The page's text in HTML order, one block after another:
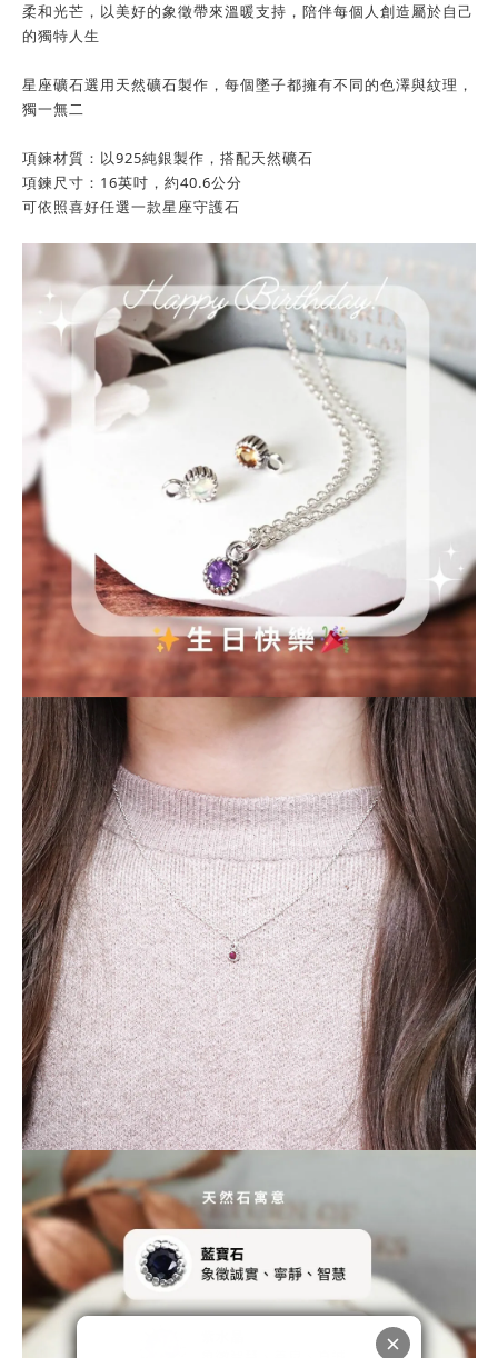
柔和光芒，以美好的象徵帶來溫暖支持，陪伴每個人創造屬於自己
的獨特人生
星座礦石選用天然礦石製作，每個墜子都擁有不同的色澤與紋理，
獨一無二
項鍊材質：以925純銀製作，搭配天然礦石
項鍊尺寸：16英吋，約40.6公分
可依照喜好任選一款星座守護石